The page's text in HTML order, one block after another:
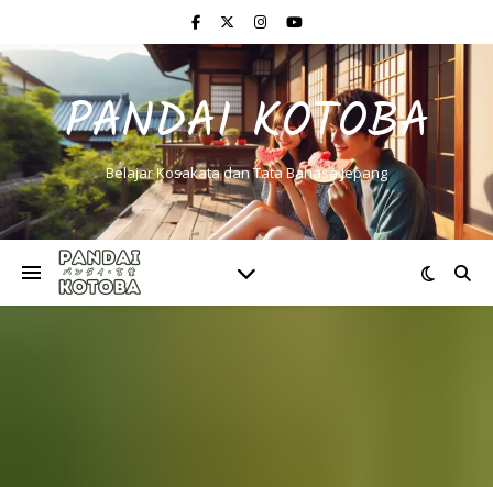
PANDAI KOTOBA
Belajar Kosakata dan Tata Bahasa Jepang